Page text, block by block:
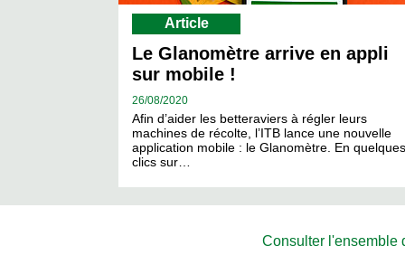
Article
Le Glanomètre arrive en appli
sur mobile !
26/08/2020
Afin d’aider les betteraviers à régler leurs
machines de récolte, l’ITB lance une nouvelle
application mobile : le Glanomètre. En quelques
clics sur…
Consulter l'ensemble